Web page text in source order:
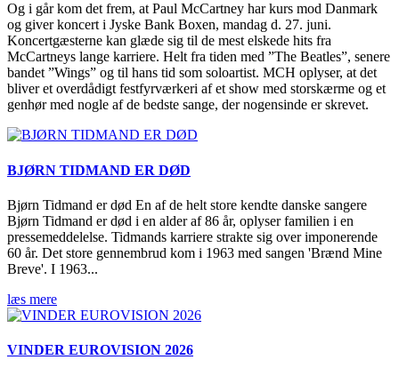
Og i går kom det frem, at Paul McCartney har kurs mod Danmark
og giver koncert i Jyske Bank Boxen, mandag d. 27. juni.
Koncertgæsterne kan glæde sig til de mest elskede hits fra
McCartneys lange karriere. Helt fra tiden med ”The Beatles”, senere
bandet ”Wings” og til hans tid som soloartist. MCH oplyser, at det
bliver et overdådigt festfyrværkeri af et show med storskærme og et
genhør med nogle af de bedste sange, der nogensinde er skrevet.
BJØRN TIDMAND ER DØD
Bjørn Tidmand er død En af de helt store kendte danske sangere
Bjørn Tidmand er død i en alder af 86 år, oplyser familien i en
pressemeddelelse. Tidmands karriere strakte sig over imponerende
60 år. Det store gennembrud kom i 1963 med sangen 'Brænd Mine
Breve'. I 1963...
læs mere
VINDER EUROVISION 2026